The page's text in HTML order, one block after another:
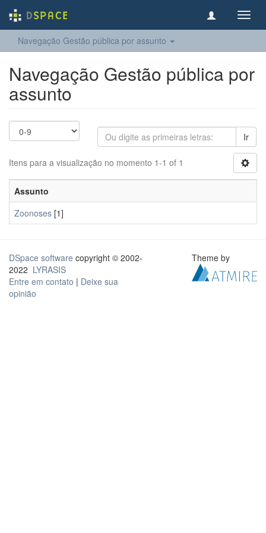
Navegação Gestão pública por assunto
Navegação Gestão pública por
assunto
Ir
Itens para a visualização no momento 1-1 of 1
Assunto
Zoonoses [1]
DSpace software copyright © 2002-
2022 LYRASIS
Entre em contato | Deixe sua
opinião
Theme by